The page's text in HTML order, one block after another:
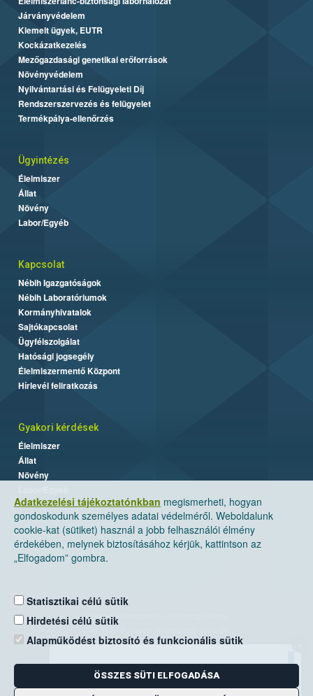
Adatkezelési tájékoztatónkban megismerheti, hogyan
gondoskodunk személyes adatai védelméről. Weboldalunk
cookie-kat (sütiket) használ a jobb felhasználói élmény
érdekében, melynek biztosításához kérjük, kattintson az
„Elfogadom” gombra.
Statisztikai célú sütik
Hirdetési célú sütik
Alapműködést biztosító és funkcionális sütik
ÖSSZES SÜTI ELFOGADÁSA
Járványvédelem
Kiemelt ügyek, EUTR
Kockázatkezelés
Mezőgazdasági genetikai erőforrások
Növényvédelem
Nyilvántartási és Felügyeleti Díj
Rendszerszervezés és felügyelet
Termékpálya-ellenőrzés
Ügyintézés
Élelmiszer
Állat
Növény
Labor/Egyéb
Kapcsolat
Nébih Igazgatóságok
Nébih Laboratóriumok
Kormányhivatalok
Sajtókapcsolat
Ügyfélszolgálat
Hatósági jogsegély
Élelmiszermentő Központ
Hírlevél feliratkozás
Gyakori kérdések
Élelmiszer
Állat
Növény
Nemzeti Élelmiszerlánc-biztonsági Hivatal
Levelezési cím: 1525 Budapest. Pf. 30.
E-mail:ugyfelszolgalat@nebih.gov.hu